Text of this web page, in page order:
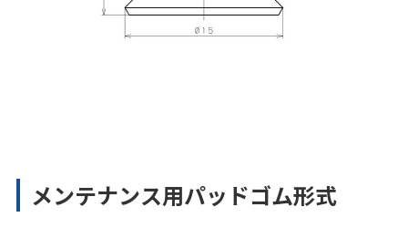
メンテナンス用パッドゴム形式